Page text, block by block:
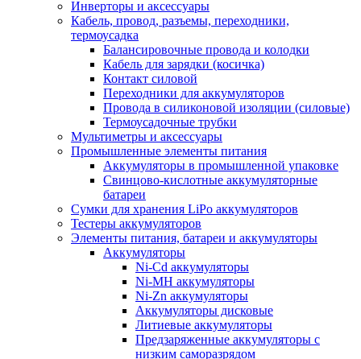
Инверторы и аксессуары
Кабель, провод, разъемы, переходники,
термоусадка
Балансировочные провода и колодки
Кабель для зарядки (косичка)
Контакт силовой
Переходники для аккумуляторов
Провода в силиконовой изоляции (силовые)
Термоусадочные трубки
Мультиметры и аксессуары
Промышленные элементы питания
Аккумуляторы в промышленной упаковке
Свинцово-кислотные аккумуляторные
батареи
Сумки для хранения LiPo аккумуляторов
Тестеры аккумуляторов
Элементы питания, батареи и аккумуляторы
Аккумуляторы
Ni-Cd аккумуляторы
Ni-MH аккумуляторы
Ni-Zn аккумуляторы
Аккумуляторы дисковые
Литиевые аккумуляторы
Предзаряженные аккумуляторы с
низким саморазрядом